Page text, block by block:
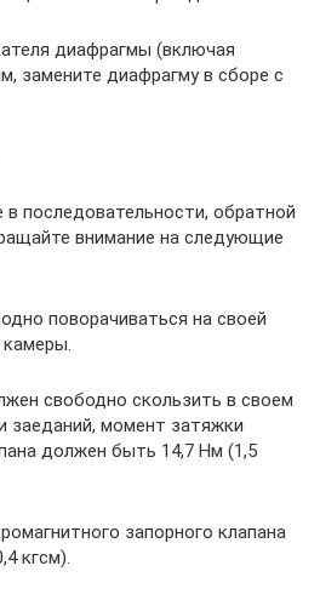
диафрагмы (включая
замените диафрагму в сборе с
последовательности, обратной
внимание на следующие
поворачиваться на своей
свободно скользить в своем
заеданий, момент затяжки
должен быть 14,7 Нм (1,5
запорного клапана
кгсм).